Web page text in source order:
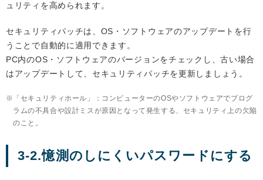
ュリティを高められます。
セキュリティパッチは、OS・ソフトウェアのアップデートを行
うことで自動的に適用できます。
PC内のOS・ソフトウェアのバージョンをチェックし、古い場合
はアップデートして、セキュリティパッチを更新しましょう。
「セキュリティホール」：コンピューターのOSやソフトウェアでプログ
ラムの不具合や設計ミスが原因となって発生する、セキュリティ上の欠陥
のこと。
3-2.憶測のしにくいパスワードにする